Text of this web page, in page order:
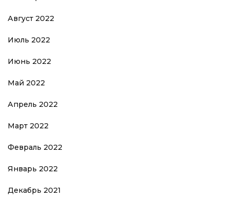
Август 2022
Июль 2022
Июнь 2022
Май 2022
Апрель 2022
Март 2022
Февраль 2022
Январь 2022
Декабрь 2021